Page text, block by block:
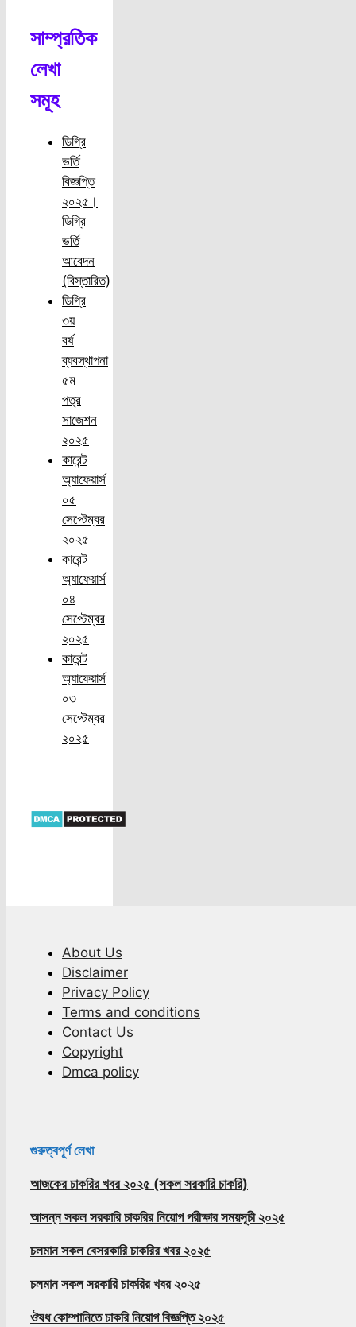
সাম্প্রতিক
লেখা
সমূহ
ডিগ্রি
ভর্তি
বিজ্ঞপ্তি
২০২৫।
ডিগ্রি
ভর্তি
আবেদন
(বিস্তারিত)
ডিগ্রি
৩য়
বর্ষ
ব্যবস্থাপনা
৫ম
পত্র
সাজেশন
২০২৫
কারেন্ট
অ্যাফেয়ার্স
০৫
সেপ্টেম্বর
২০২৫
কারেন্ট
অ্যাফেয়ার্স
০৪
সেপ্টেম্বর
২০২৫
কারেন্ট
অ্যাফেয়ার্স
০৩
সেপ্টেম্বর
২০২৫
About Us
Disclaimer
Privacy Policy
Terms and conditions
Contact Us
Copyright
Dmca policy
গুরুত্বপূর্ণ লেখা
আজকের চাকরির খবর ২০২৫ (সকল সরকারি চাকরি)
আসন্ন সকল সরকারি চাকরির নিয়োগ পরীক্ষার সময়সূচী ২০২৫
চলমান সকল বেসরকারি চাকরির খবর ২০২৫
চলমান সকল সরকারি চাকরির খবর ২০২৫
ঔষধ কোম্পানিতে চাকরি নিয়োগ বিজ্ঞপ্তি ২০২৫